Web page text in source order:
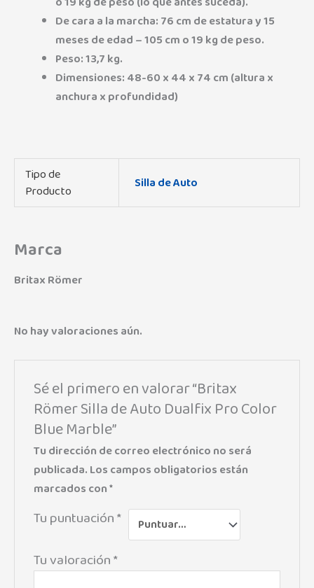
De cara a la marcha: 76 cm de estatura y 15
meses de edad – 105 cm o 19 kg de peso.
Peso: 13,7 kg.
Dimensiones: 48-60 x 44 x 74 cm (altura x
anchura x profundidad)
Tipo de
Producto
Silla de Auto
Marca
Britax Römer
No hay valoraciones aún.
Sé el primero en valorar “Britax
Römer Silla de Auto Dualfix Pro Color
Blue Marble”
Tu dirección de correo electrónico no será
publicada.Los campos obligatorios están
marcados con*
Tu puntuación*
Tu valoración*